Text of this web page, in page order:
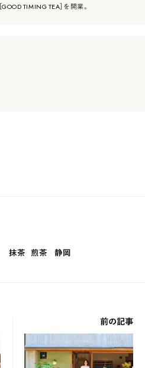
TIMING TEA］を開業。
抹茶 煎茶 静岡
前の記事